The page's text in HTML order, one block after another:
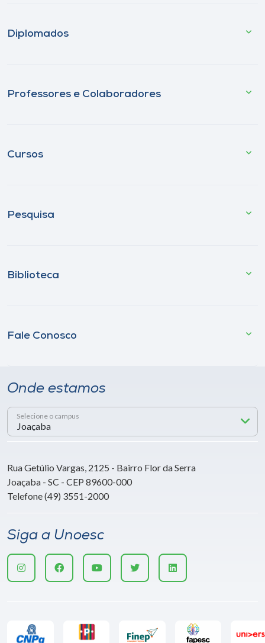
Diplomados
Professores e Colaboradores
Cursos
Pesquisa
Biblioteca
Fale Conosco
Onde estamos
Selecione o campus
Rua Getúlio Vargas, 2125 - Bairro Flor da Serra
Joaçaba - SC - CEP 89600-000
Telefone (49) 3551-2000
Siga a Unoesc